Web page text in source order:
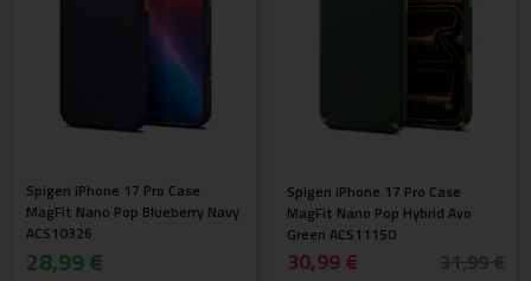
Spigen iPhone 17 Pro Case
MagFit Nano Pop Blueberry Navy
ACS10326
28,99 €
Spigen iPhone 17 Pro Case
MagFit Nano Pop Hybrid Avo
Green ACS11150
30,99 €